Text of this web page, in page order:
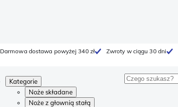
Darmowa dostawa powyżej 340 zł Zwroty w ciągu 30 dni
Kategorie
Noże składane
Noże z głownią stałą